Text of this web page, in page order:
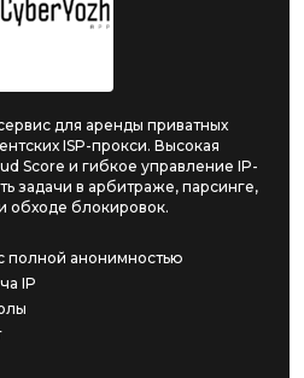
для аренды приватных
ISP-прокси. Высокая
Score и гибкое управление IP-
задачи в арбитраже, парсинге,
обходе блокировок.
полной анонимностью
IP